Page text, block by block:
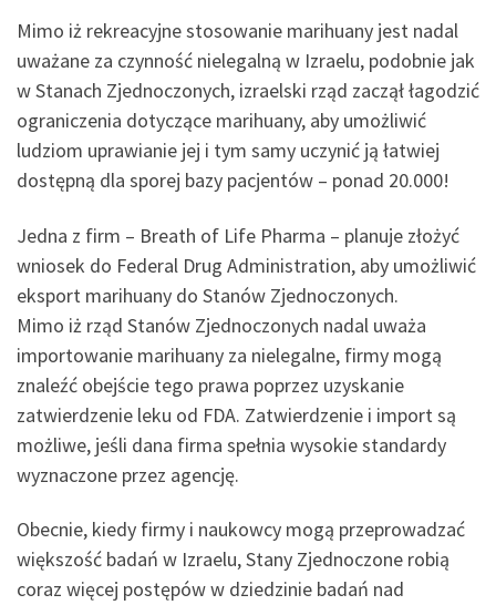
Mimo iż rekreacyjne stosowanie marihuany jest nadal
uważane za czynność nielegalną w Izraelu, podobnie jak
w Stanach Zjednoczonych, izraelski rząd zaczął łagodzić
ograniczenia dotyczące marihuany, aby umożliwić
ludziom uprawianie jej i tym samy uczynić ją łatwiej
dostępną dla sporej bazy pacjentów – ponad 20.000!
Jedna z firm – Breath of Life Pharma – planuje złożyć
wniosek do Federal Drug Administration, aby umożliwić
eksport marihuany do Stanów Zjednoczonych.
Mimo iż rząd Stanów Zjednoczonych nadal uważa
importowanie marihuany za nielegalne, firmy mogą
znaleźć obejście tego prawa poprzez uzyskanie
zatwierdzenie leku od FDA. Zatwierdzenie i import są
możliwe, jeśli dana firma spełnia wysokie standardy
wyznaczone przez agencję.
Obecnie, kiedy firmy i naukowcy mogą przeprowadzać
większość badań w Izraelu, Stany Zjednoczone robią
coraz więcej postępów w dziedzinie badań nad